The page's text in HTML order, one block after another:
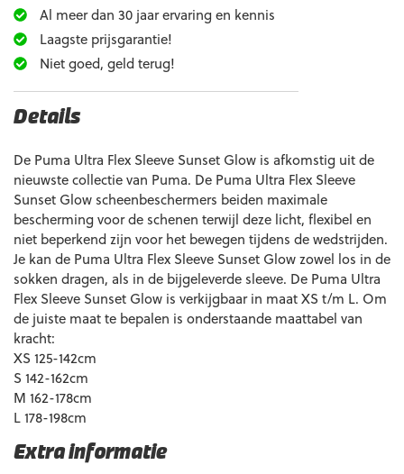
Al meer dan 30 jaar ervaring en kennis
Laagste prijsgarantie!
Niet goed, geld terug!
Extra informatie
Details
De Puma Ultra Flex Sleeve Sunset Glow is afkomstig uit de
nieuwste collectie van Puma. De Puma Ultra Flex Sleeve
Sunset Glow scheenbeschermers beiden maximale
bescherming voor de schenen terwijl deze licht, flexibel en
niet beperkend zijn voor het bewegen tijdens de wedstrijden.
Je kan de Puma Ultra Flex Sleeve Sunset Glow zowel los in de
sokken dragen, als in de bijgeleverde sleeve. De Puma Ultra
Flex Sleeve Sunset Glow is verkijgbaar in maat XS t/m L. Om
de juiste maat te bepalen is onderstaande maattabel van
kracht:
XS 125-142cm
S 142-162cm
M 162-178cm
L 178-198cm